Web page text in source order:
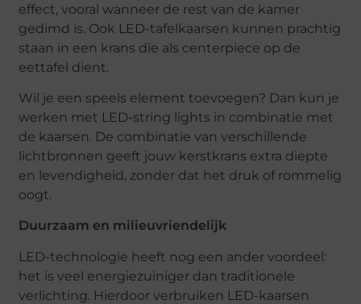
effect, vooral wanneer de rest van de kamer
gedimd is. Ook LED-tafelkaarsen kunnen prachtig
staan in een krans die als centerpiece op de
eettafel dient.
Wil je een speels element toevoegen? Dan kun je
werken met LED-string lights in combinatie met
de kaarsen. De combinatie van verschillende
lichtbronnen geeft jouw kerstkrans extra diepte
en levendigheid, zonder dat het druk of rommelig
oogt.
Duurzaam en milieuvriendelijk
LED-technologie heeft nog een ander voordeel:
het is veel energiezuiniger dan traditionele
verlichting. Hierdoor verbruiken LED-kaarsen